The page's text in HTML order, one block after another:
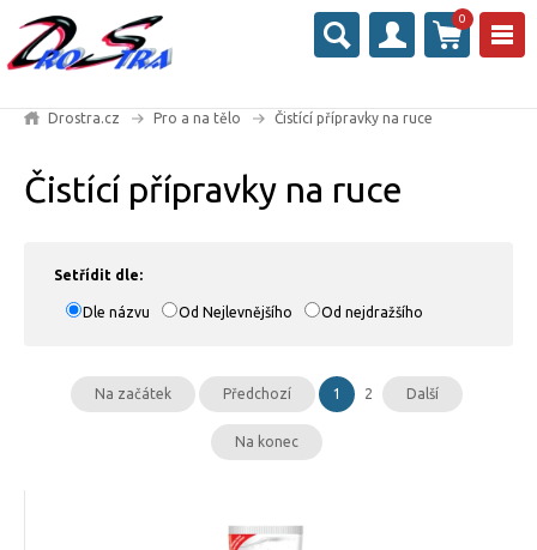
0
Drostra.cz Pro a na tělo Čistící přípravky na ruce
Čistící přípravky na ruce
Setřídit dle:
Dle názvu Od Nejlevnějšího Od nejdražšího
Na začátek Předchozí 1 2 Další
Na konec